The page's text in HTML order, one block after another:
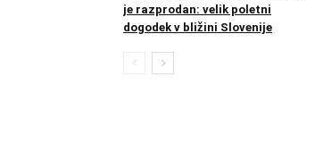
je razprodan: velik poletni
dogodek v bližini Slovenije